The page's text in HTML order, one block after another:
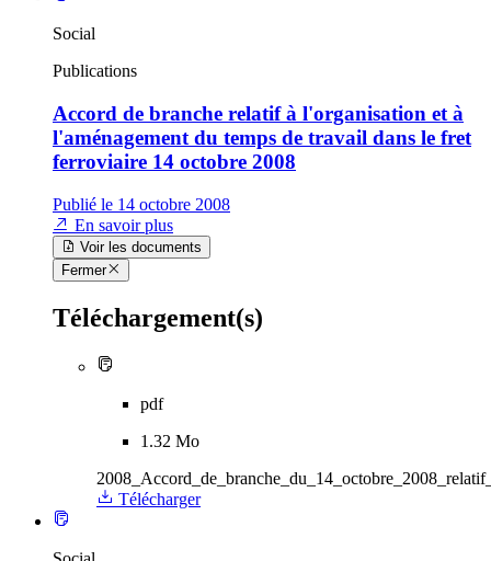
Social
Publications
Accord de branche relatif à l'organisation et à
l'aménagement du temps de travail dans le fret
ferroviaire 14 octobre 2008
Publié le 14 octobre 2008
En savoir plus
Voir les documents
Fermer
Téléchargement(s)
pdf
1.32 Mo
Télécharger